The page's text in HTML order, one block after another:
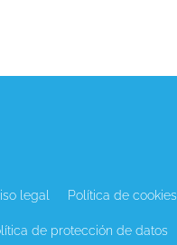
legal Política de cookies
de protección de datos